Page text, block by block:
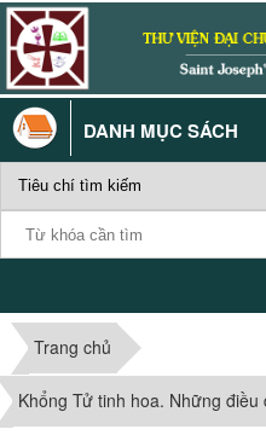
DANH MỤC SÁCH
Trang chủ
Khổng Tử tinh hoa. Những